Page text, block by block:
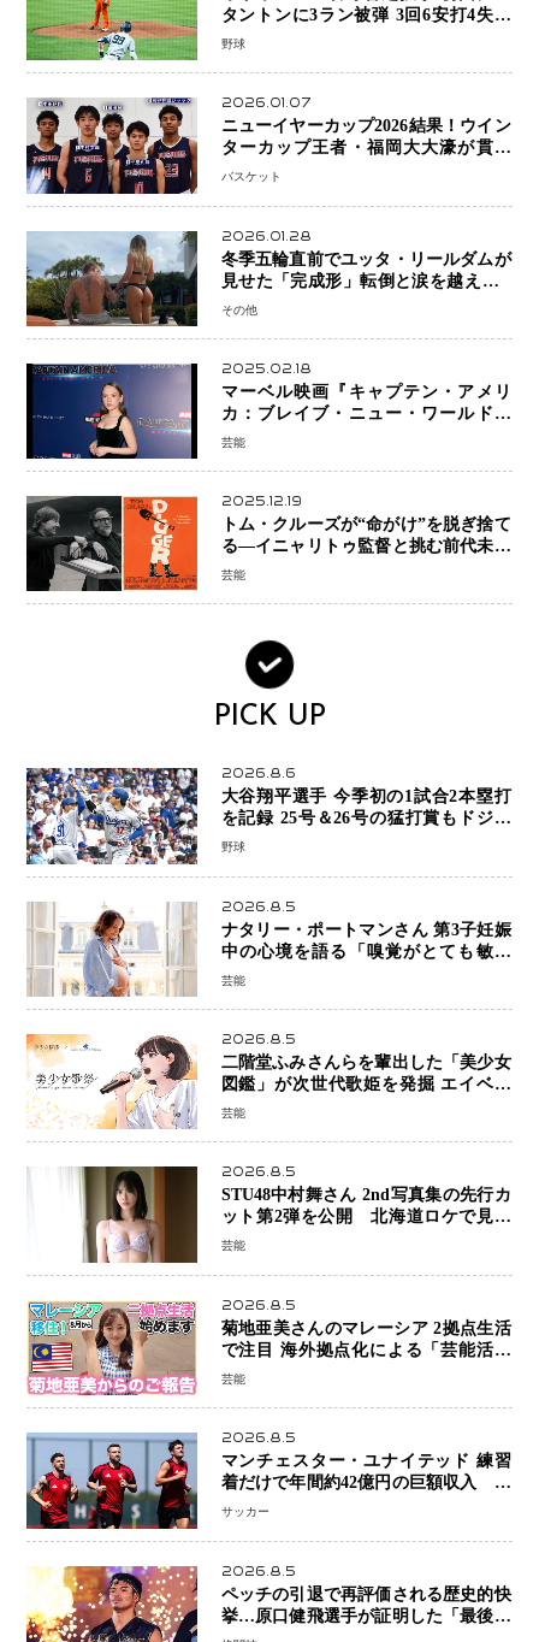
タントンに3ラン被弾 3回6安打4失点
で降板
野球
2026.01.07
ニューイヤーカップ2026結果！ウイン
ターカップ王者・福岡大大濠が貫禄
V！ 東山は“背番号継承”で新たな物語
バスケット
2026.01.28
冬季五輪直前でユッタ・リールダムが
見せた「完成形」転倒と涙を越えて─
ミラノで金を狙うオランダ女王の現在
その他
2025.02.18
マーベル映画『キャプテン・アメリ
カ：ブレイブ・ニュー・ワールド』
新ブラック・ウィドウ役のシラ・ハー
芸能
2025.12.19
トム・クルーズが“命がけ”を脱ぎ捨て
る―イニャリトゥ監督と挑む前代未聞
の大惨事コメディ「DIGGER ディガ
芸能
PICK UP
2026.8.6
大谷翔平選手 今季初の1試合2本塁打
を記録 25号＆26号の猛打賞もドジャ
ースは今季ワーストの6連敗
野球
2026.8.5
ナタリー・ポートマンさん 第3子妊娠
中の心境を語る「嗅覚がとても敏感
に」マタニティフォトも公開
芸能
2026.8.5
二階堂ふみさんらを輩出した「美少女
図鑑」が次世代歌姫を発掘 エイベッ
クスと「美少女歌祭2026」開催決定
芸能
2026.8.5
STU48中村舞さん 2nd写真集の先行カ
ット第2弾を公開 北海道ロケで見せ
た“大人の魅力”と新たな挑戦
芸能
2026.8.5
菊地亜美さんのマレーシア 2拠点生活
で注目 海外拠点化による「芸能活動
と税務」の関係とは
芸能
2026.8.5
マンチェスター・ユナイテッド 練習
着だけで年間約42億円の巨額収入 世
界最高額級スポンサー契約が示すサッ
サッカー
2026.8.5
ペッチの引退で再評価される歴史的快
挙…原口健飛選手が証明した「最後に
勝ち切る力」